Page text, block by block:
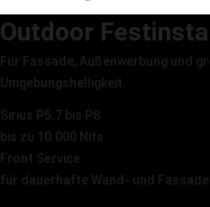
Outdoor
Für Fassade, Außenwerbung und
Umgebungshelligkeit.
Sirius P5.7 bis P8
bis zu 10.000 Nits
Front Service
für dauerhafte Wand- und